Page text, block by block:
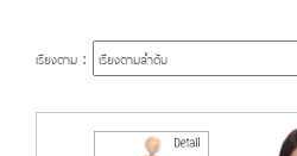
เรียงตาม :